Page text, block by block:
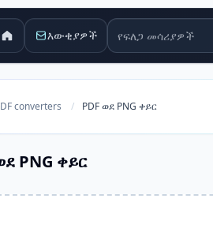
እውቂያዎች የፍለጋ መሳሪያዎች
converters / PDF ወደ PNG ቀይር
PNG ቀይር